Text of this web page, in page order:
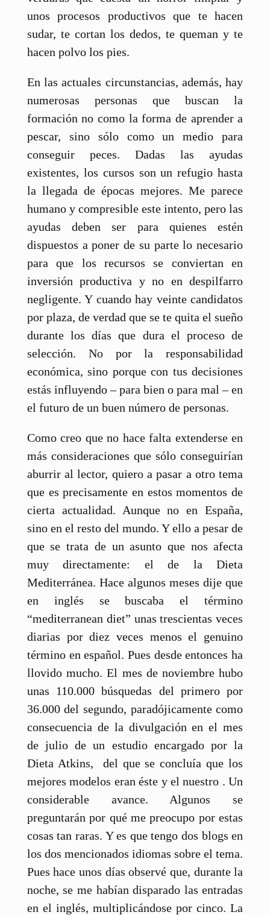
unos procesos productivos que te hacen
sudar, te cortan los dedos, te queman y te
hacen polvo los pies.
En las actuales circunstancias, además, hay
numerosas personas que buscan la
formación no como la forma de aprender a
pescar, sino sólo como un medio para
conseguir peces. Dadas las ayudas
existentes, los cursos son un refugio hasta
la llegada de épocas mejores. Me parece
humano y compresible este intento, pero las
ayudas deben ser para quienes estén
dispuestos a poner de su parte lo necesario
para que los recursos se conviertan en
inversión productiva y no en despilfarro
negligente. Y cuando hay veinte candidatos
por plaza, de verdad que se te quita el sueño
durante los días que dura el proceso de
selección. No por la responsabilidad
económica, sino porque con tus decisiones
estás influyendo – para bien o para mal – en
el futuro de un buen número de personas.
Como creo que no hace falta extenderse en
más consideraciones que sólo conseguirían
aburrir al lector, quiero a pasar a otro tema
que es precisamente en estos momentos de
cierta actualidad. Aunque no en España,
sino en el resto del mundo. Y ello a pesar de
que se trata de un asunto que nos afecta
muy directamente: el de la Dieta
Mediterránea. Hace algunos meses dije que
en inglés se buscaba el término
“mediterranean diet” unas trescientas veces
diarias por diez veces menos el genuino
término en español. Pues desde entonces ha
llovido mucho. El mes de noviembre hubo
unas 110.000 búsquedas del primero por
36.000 del segundo, paradójicamente como
consecuencia de la divulgación en el mes
de julio de un estudio encargado por la
Dieta Atkins, del que se concluía que los
mejores modelos eran éste y el nuestro . Un
considerable avance. Algunos se
preguntarán por qué me preocupo por estas
cosas tan raras. Y es que tengo dos blogs en
los dos mencionados idiomas sobre el tema.
Pues hace unos días observé que, durante la
noche, se me habían disparado las entradas
en el inglés, multiplicándose por cinco. La